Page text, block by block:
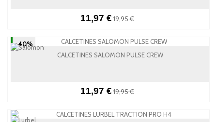
11,97 € 19,95 €
-40%
CALCETINES SALOMON PULSE CREW
11,97 € 19,95 €